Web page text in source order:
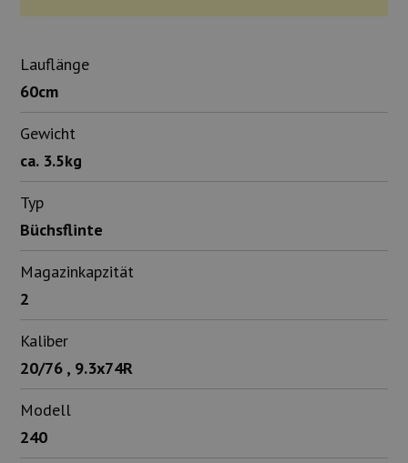
Lauflänge
60cm
Gewicht
ca. 3.5kg
Typ
Büchsflinte
Magazinkapzität
2
Kaliber
20/76 , 9.3x74R
Modell
240